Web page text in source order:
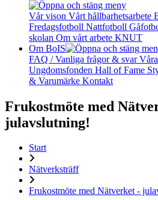
Vår vison Vårt hållbarhetsarbete
Fredagsfotboll Nattfotboll
skolan Om vårt arbete KNUT
Om BoIS
FAQ / Vanliga frågor & svar
Ungdomsfonden Hall of Fame
& Varumärke Kontakt
Frukostmöte med
julavslutning!
Start
Nätverksträff
Frukostmöte med Nätverket -